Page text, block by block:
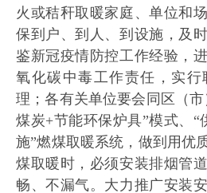
火或秸秆取暖家庭、单位和
保到户、到人、到设施，及
鉴新冠疫情防控工作经验，
氧化碳中毒工作责任，实行
理；各有关单位要会同区（
煤炭+节能环保炉具”模式、“
施”燃煤取暖系统，做到用优
煤取暖时，必须安装排烟管
畅、不漏气。大力推广安装